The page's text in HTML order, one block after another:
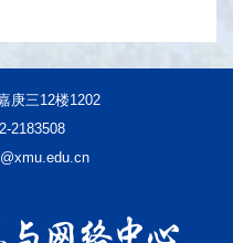
庚三12楼1202
2183508